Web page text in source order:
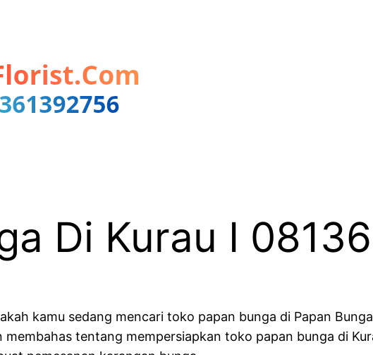
Di Kurau I
kamu sedang mencari toko papan bunga di Papan
tentang mempersiapkan toko papan bunga di